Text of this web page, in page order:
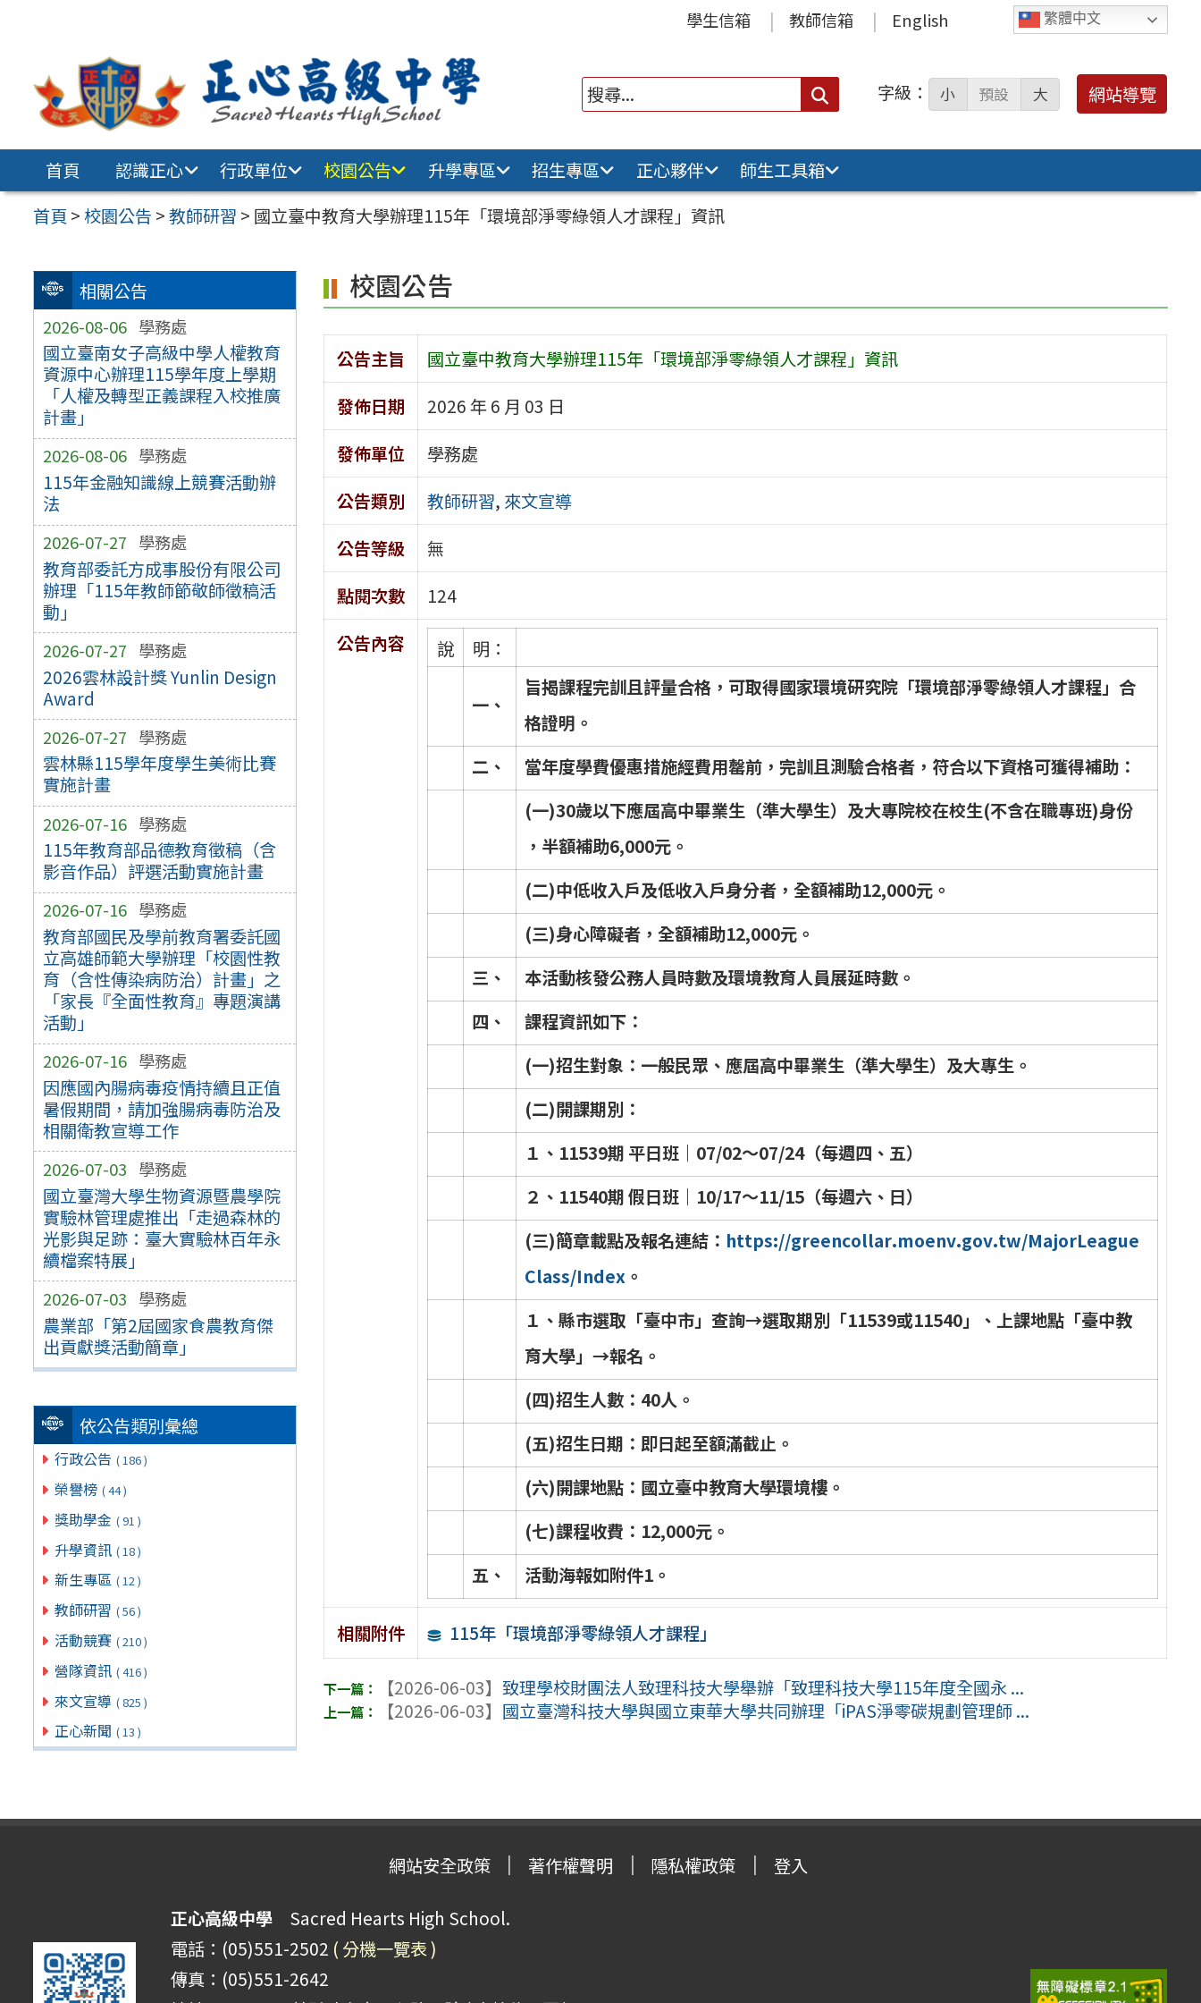
繁體中文
學生信箱 教師信箱 English
搜
字級： 小 預設 大 網站導覽
首頁 認識正心 行政單位 校園公告 升學專區 招生專區 正心夥伴
師生工具箱
首頁 >校園公告 >教師研習 > 國立臺中教育大學辦理115年「環境部淨零綠領人才課程」資訊
相關公告
2026-08-06 學務處
國立臺南女子高級中學人權教育
資源中心辦理115學年度上學期
「人權及轉型正義課程入校推廣
計畫」
2026-08-06 學務處
115年金融知識線上競賽活動辦
法
2026-07-27 學務處
教育部委託方成事股份有限公司
辦理「115年教師節敬師徵稿活
動」
2026-07-27 學務處
2026雲林設計獎 Yunlin Design
Award
2026-07-27 學務處
雲林縣115學年度學生美術比賽
實施計畫
2026-07-16 學務處
115年教育部品德教育徵稿（含
影音作品）評選活動實施計畫
2026-07-16 學務處
教育部國民及學前教育署委託國
立高雄師範大學辦理「校園性教
育（含性傳染病防治）計畫」之
「家長『全面性教育』專題演講
活動」
2026-07-16 學務處
因應國內腸病毒疫情持續且正值
暑假期間，請加強腸病毒防治及
相關衛教宣導工作
2026-07-03 學務處
國立臺灣大學生物資源暨農學院
實驗林管理處推出「走過森林的
光影與足跡：臺大實驗林百年永
續檔案特展」
2026-07-03 學務處
農業部「第2屆國家食農教育傑
出貢獻獎活動簡章」
依公告類別彙總
行政公告 ( 186 )
榮譽榜 ( 44 )
獎助學金 ( 91 )
升學資訊 ( 18 )
新生專區 ( 12 )
教師研習 ( 56 )
活動競賽 ( 210 )
營隊資訊 ( 416 )
來文宣導 ( 825 )
正心新聞 ( 13 )
校園公告
公告主旨
國立臺中教育大學辦理115年「環境部淨零綠領人才課程」資訊
發佈日期
2026 年 6 月 03 日
發佈單位
學務處
公告類別
教師研習, 來文宣導
公告等級
無
點閱次數
124
公告內容
說 明：
一 、
旨揭課程完訓且評量合格 ， 可取得國家環境研究院 「環境部淨零綠領人才課程」 合
格證明 。
二 、 當年度學費優惠措施經費用罄前 ， 完訓且測驗合格者 ， 符合以下資格可獲得補助 ：
(一)30歲以下應屆高中畢業生 （準大學生）及大專院校在校生(不含在職專班)身份
， 半額補助6,000元 。
(二)中低收入戶及低收入戶身分者 ，全額補助12,000元 。
(三)身心障礙者 ，全額補助12,000元 。
三 、 本活動核發公務人員時數及環境教育人員展延時數 。
四 、 課程資訊如下 ：
(一)招生對象 ： 一般民眾 、應屆高中畢業生 （準大學生）及大專生 。
(二)開課期別 ：
１ 、 11539期 平日班 ｜ 07/02～07/24（每週四 、 五）
２ 、 11540期假日班 ｜ 10/17～11/15 （每週六 、 日）
(三)簡章載點及報名連結 ： https://greencollar.moenv.gov.tw/MajorLeague
Class/Index 。
１ 、縣市選取 「臺中市」查詢→選取期別 「11539或11540」 、上課地點 「臺中教
育大學」→報名 。
(四)招生人數 ： 40人 。
(五)招生日期 ： 即日起至額滿截止 。
(六)開課地點 ： 國立臺中教育大學環境樓 。
(七)課程收費 ： 12,000元 。
五 、 活動海報如附件1 。
相關附件 115年「環境部淨零綠領人才課程」
【2026-06-03】致理學校財團法人致理科技大學舉辦「致理科技大學115年度全國永 ...
【2026-06-03】 國立臺灣科技大學與國立東華大學共同辦理「iPAS淨零碳規劃管理師 ...
網站安全政策 著作權聲明 隱私權政策 登入
正心高級中學Sacred Hearts High School.
電話：(05)551-2502 ( 分機一覽表 )
傳真：(05)551-2642